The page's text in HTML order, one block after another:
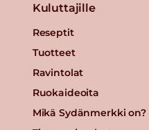
Kuluttajille
Reseptit
Tuotteet
Ravintolat
Ruokaideoita
Mikä Sydänmerkki on?